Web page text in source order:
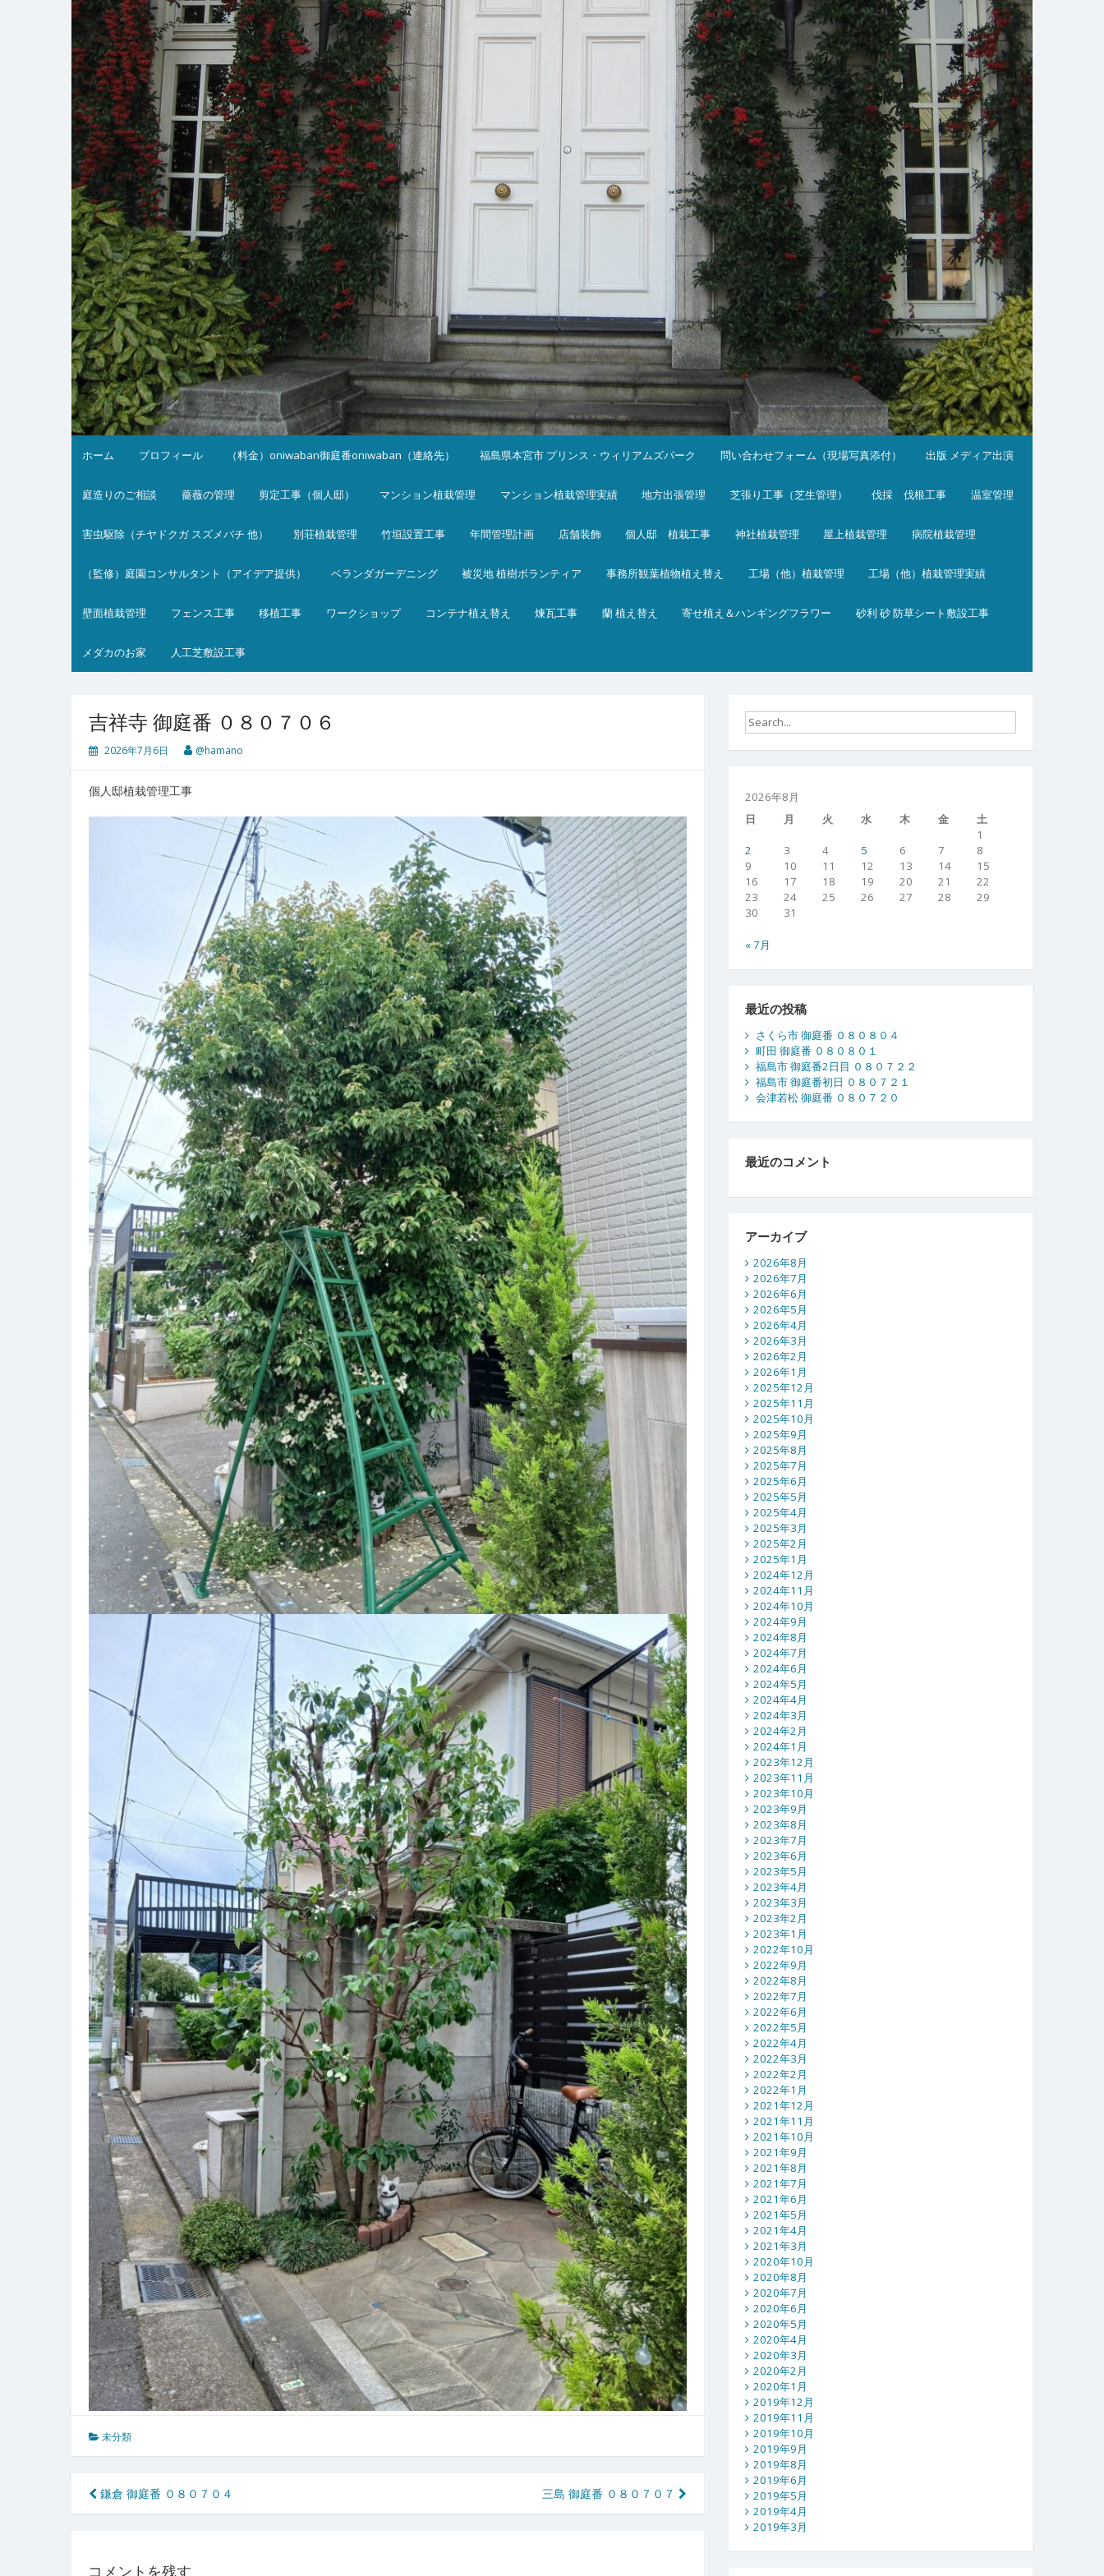
ホーム プロフィール （料金）oniwaban御庭番oniwaban（連絡先） 福島県本宮市 プリンス・ウィリアムズパーク 問い合わせフォーム（現場写真添付） 出版 メディア出演
庭造りのご相談 薔薇の管理 剪定工事（個人邸） マンション植栽管理 マンション植栽管理実績 地方出張管理 芝張り工事（芝生管理） 伐採 伐根工事 温室管理
害虫駆除（チヤドクガ スズメバチ 他） 別荘植栽管理 竹垣設置工事 年間管理計画 店舗装飾 個人邸 植栽工事 神社植栽管理 屋上植栽管理 病院植栽管理
（監修）庭園コンサルタント（アイデア提供） ベランダガーデニング 被災地 植樹ボランティア 事務所観葉植物植え替え 工場（他）植栽管理 工場（他）植栽管理実績
壁面植栽管理 フェンス工事 移植工事 ワークショップ コンテナ植え替え 煉瓦工事 蘭 植え替え 寄せ植え＆ハンギングフラワー 砂利 砂 防草シート敷設工事
メダカのお家 人工芝敷設工事
吉祥寺 御庭番 ０８０７０６
2026年7月6日 @hamano
個人邸植栽管理工事
未分類
投
稿
鎌倉 御庭番 ０８０７０４ 三島 御庭番 ０８０７０７
コメントを残す
2026年8月
日
月 火 水 木 金
土
1
2
3 4 5 6 7
8
9
10 11 12 13 14
15
16
17 18 19 20 21
22
23
24 25 26 27 28
29
30
31
« 7月
最近の投稿
さくら市 御庭番 ０８０８０４
町田 御庭番 ０８０８０１
福島市 御庭番2日目 ０８０７２２
福島市 御庭番初日 ０８０７２１
会津若松 御庭番 ０８０７２０
最近のコメント
アーカイブ
2026年8月
2026年7月
2026年6月
2026年5月
2026年4月
2026年3月
2026年2月
2026年1月
2025年12月
2025年11月
2025年10月
2025年9月
2025年8月
2025年7月
2025年6月
2025年5月
2025年4月
2025年3月
2025年2月
2025年1月
2024年12月
2024年11月
2024年10月
2024年9月
2024年8月
2024年7月
2024年6月
2024年5月
2024年4月
2024年3月
2024年2月
2024年1月
2023年12月
2023年11月
2023年10月
2023年9月
2023年8月
2023年7月
2023年6月
2023年5月
2023年4月
2023年3月
2023年2月
2023年1月
2022年10月
2022年9月
2022年8月
2022年7月
2022年6月
2022年5月
2022年4月
2022年3月
2022年2月
2022年1月
2021年12月
2021年11月
2021年10月
2021年9月
2021年8月
2021年7月
2021年6月
2021年5月
2021年4月
2021年3月
2020年10月
2020年8月
2020年7月
2020年6月
2020年5月
2020年4月
2020年3月
2020年2月
2020年1月
2019年12月
2019年11月
2019年10月
2019年9月
2019年8月
2019年6月
2019年5月
2019年4月
2019年3月